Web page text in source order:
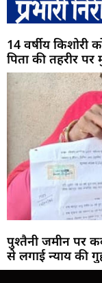
14 वर्षीय
पिता की तहरीर पर
पुश्तैनी जमीन पर
से लगाई न्याय की